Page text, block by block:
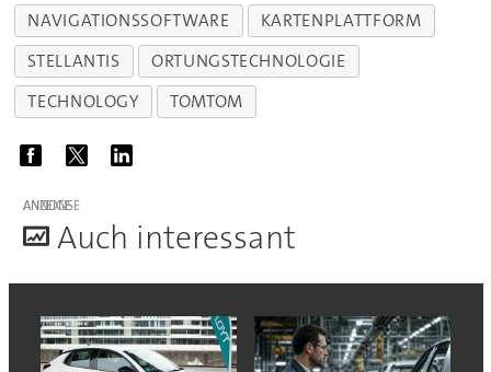
NAVIGATIONSSOFTWARE
KARTENPLATTFORM
STELLANTIS
ORTUNGSTECHNOLOGIE
TECHNOLOGY
TOMTOM
ANZEIGE
Auch interessant